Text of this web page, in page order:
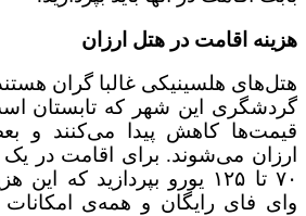
هزینه اقامت در هتل ارزان
هتل‌های هلسینیکی غالبا گران
گردشگری این شهر که تابستان
قیمت‌ها کاهش پیدا می‌کنند و
ارزان می‌شوند. برای اقامت در
۷۰ تا ۱۲۵ یورو بپردازید که
وای فای رایگان و همه‌ی امکانات